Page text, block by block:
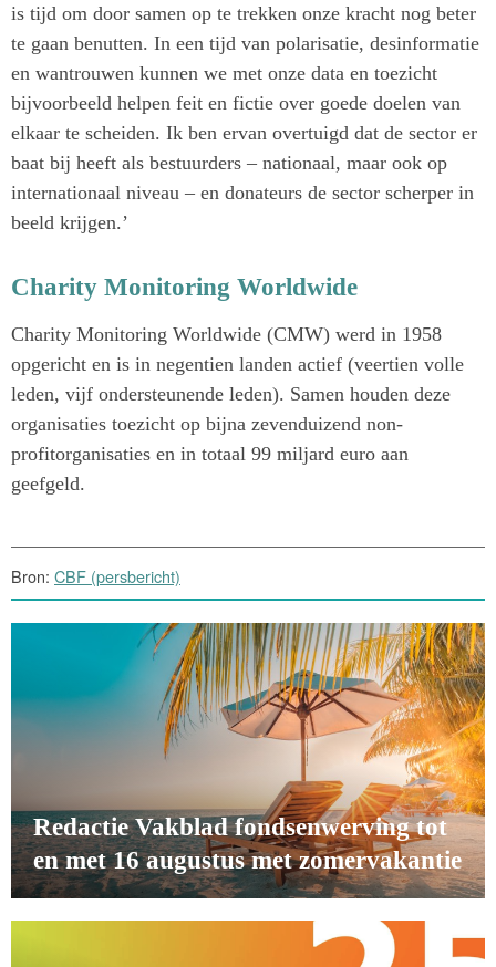
is tijd om door samen op te trekken onze kracht nog beter
te gaan benutten. In een tijd van polarisatie, desinformatie
en wantrouwen kunnen we met onze data en toezicht
bijvoorbeeld helpen feit en fictie over goede doelen van
elkaar te scheiden. Ik ben ervan overtuigd dat de sector er
baat bij heeft als bestuurders – nationaal, maar ook op
internationaal niveau – en donateurs de sector scherper in
beeld krijgen.’
Charity Monitoring Worldwide
Charity Monitoring Worldwide (CMW) werd in 1958
opgericht en is in negentien landen actief (veertien volle
leden, vijf ondersteunende leden). Samen houden deze
organisaties toezicht op bijna zevenduizend non-
profitorganisaties en in totaal 99 miljard euro aan
geefgeld.
Bron: CBF (persbericht)
Redactie Vakblad fondsenwerving tot
en met 16 augustus met zomervakantie